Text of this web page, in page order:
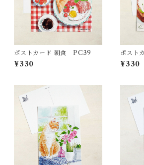
ポストカード 朝食 PC39
¥330
ポスト
8
¥330